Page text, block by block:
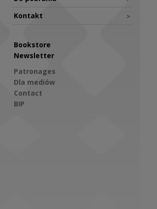
Kontakt >
Bookstore
Newsletter
Patronages
Dla mediów
Contact
BIP